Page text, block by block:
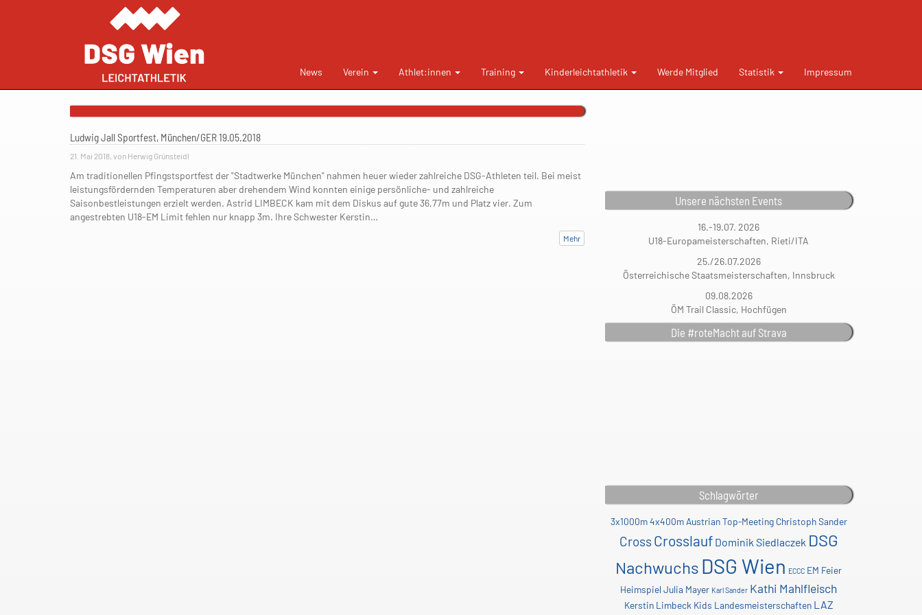
News Verein Athlet:innen Training Kinderleichtathletik Werde Mitglied Statistik Impressum
Ludwig Jall Sportfest, München/GER 19.05.2018
21. Mai 2018, von Herwig Grünsteidl
Am traditionellen Pfingstsportfest der "Stadtwerke München" nahmen heuer wieder zahlreiche DSG-Athleten teil. Bei meist
leistungsfördernden Temperaturen aber drehendem Wind konnten einige persönliche- und zahlreiche
Saisonbestleistungen erzielt werden. Astrid LIMBECK kam mit dem Diskus auf gute 36,77m und Platz vier. Zum
angestrebten U18-EM Limit fehlen nur knapp 3m. Ihre Schwester Kerstin…
Mehr
Unsere nächsten Events
16.-19.07. 2026
U18-Europameisterschaften, Rieti/ITA
25./26.07.2026
Österreichische Staatsmeisterschaften, Innsbruck
09.08.2026
ÖM Trail Classic, Hochfügen
Die #roteMacht auf Strava
Schlagwörter
3x1000m 4x400m Austrian Top-Meeting Christoph Sander
CrossCrosslauf Dominik Siedlaczek DSG
Nachwuchs DSG Wien ECCC EM Feier
Heimspiel Julia Mayer Karl Sander Kathi Mahlfleisch
Kerstin Limbeck Kids Landesmeisterschaften LAZ